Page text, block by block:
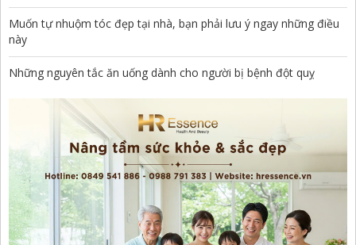
Muốn tự nhuộm tóc đẹp tại nhà, bạn phải lưu ý ngay những điều
này
Những nguyên tắc ăn uống dành cho người bị bệnh đột quỵ